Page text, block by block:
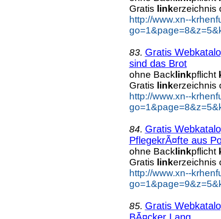
Gratis linkerzeichnis
http://www.xn--
83. Gratis
sind das Brot
ohne Back linkpflicht
Gratis linkerzeichnis
http://www.xn--
84. Gratis
PflegekrÃ¤fte aus
ohne Back linkpflicht
Gratis linkerzeichnis
http://www.xn--
85. Gratis